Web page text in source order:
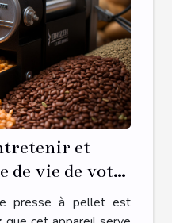
et
de vie de votre
pellet
presse à pellet est